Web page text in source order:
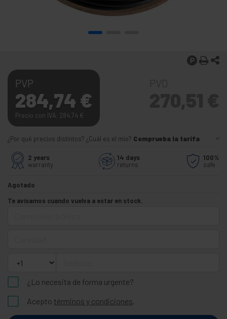
PVP
284,74 €
Precio con IVA: 284,74 €
¿Por qué precios distintos? ¿Cuál es el mío? Comprueba la tarifa
2 years
warranty
14 days
returns
100%
safe
Agotado
Te avisamos cuando vuelva a estar en stock.
¿Lo necesita de forma urgente?
Acepto términos y condiciones.